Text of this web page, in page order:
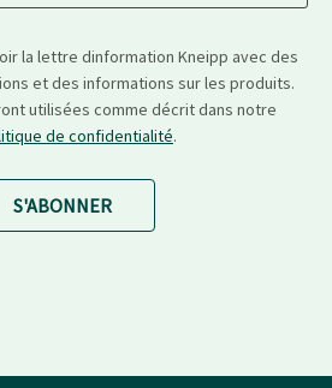
la lettre dinformation Kneipp avec des
et des informations sur les produits.
utilisées comme décrit dans notre
de confidentialité.
S'ABONNER